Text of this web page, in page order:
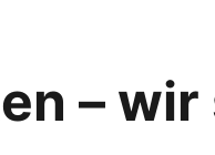
– wir